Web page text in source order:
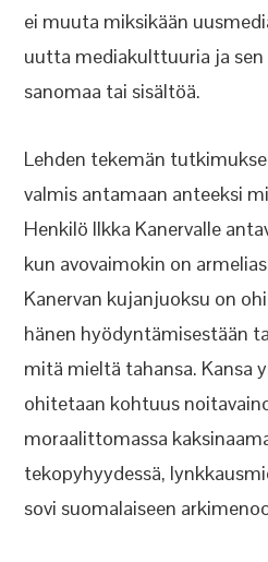
ei muuta miksikään
uutta mediakulttuuria ja
sanomaa tai sisältöä.
Lehden tekemän
valmis antamaan anteeksi
Henkilö Ilkka Kanervalle
kun avovaimokin on
Kanervan kujanjuoksu on
hänen hyödyntämisestään
mitä mieltä tahansa. Kansa
ohitetaan kohtuus
moraalittomassa
tekopyhyydessä,
sovi suomalaiseen